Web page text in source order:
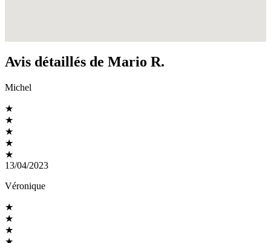
Avis détaillés de Mario R.
Michel
★
★
★
★
★
13/04/2023
Véronique
★
★
★